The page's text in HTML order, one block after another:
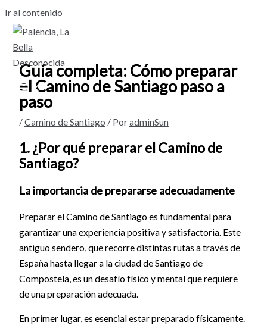
Ir al contenido
Guía completa: Cómo preparar
el Camino de Santiago paso a
paso
/Camino de Santiago / PoradminSun
1. ¿Por qué preparar el Camino de
Santiago?
La importancia de prepararse adecuadamente
Preparar el Camino de Santiago es fundamental para
garantizar una experiencia positiva y satisfactoria. Este
antiguo sendero, que recorre distintas rutas a través de
España hasta llegar a la ciudad de Santiago de
Compostela, es un desafío físico y mental que requiere
de una preparación adecuada.
En primer lugar, es esencial estar preparado físicamente.